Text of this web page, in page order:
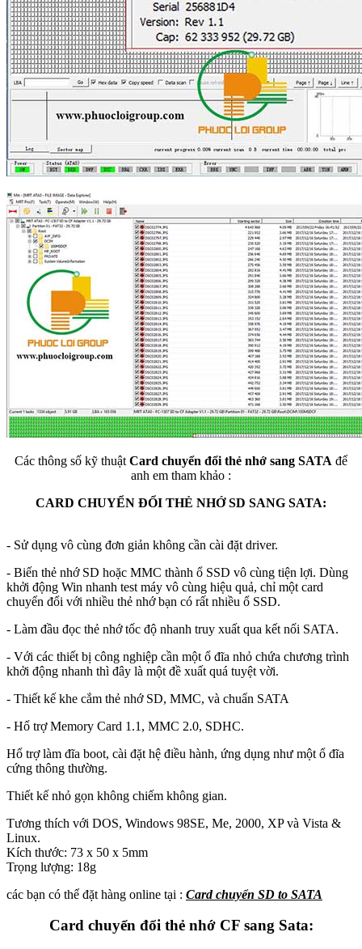
Các thông số kỹ thuật Card chuyển đổi thẻ nhớ sang SATA để
anh em tham khảo :
CARD CHUYỂN ĐỔI THẺ NHỚ SD SANG SATA:
- Sử dụng vô cùng đơn giản không cần cài đặt driver.
- Biến thẻ nhớ SD hoặc MMC thành ổ SSD vô cùng tiện lợi. Dùng
khởi động Win nhanh test máy vô cùng hiệu quả, chỉ một card
chuyển đổi với nhiều thẻ nhớ bạn có rất nhiều ổ SSD.
- Làm đầu đọc thẻ nhớ tốc độ nhanh truy xuất qua kết nối SATA.
- Với các thiết bị công nghiệp cần một ổ đĩa nhỏ chứa chương trình
khởi động nhanh thì đây là một đề xuất quá tuyệt vời.
- Thiết kế khe cắm thẻ nhớ SD, MMC, và chuẩn SATA
- Hổ trợ Memory Card 1.1, MMC 2.0, SDHC.
Hổ trợ làm đĩa boot, cài đặt hệ điều hành, ứng dụng như một ổ đĩa
cứng thông thường.
Thiết kế nhỏ gọn không chiếm không gian.
Tương thích với DOS, Windows 98SE, Me, 2000, XP và Vista &
Linux.
Kích thước: 73 x 50 x 5mm
Trọng lượng: 18g
các bạn có thể đặt hàng online tại : Card chuyển SD to SATA
Card chuyển đổi thẻ nhớ CF sang Sata: